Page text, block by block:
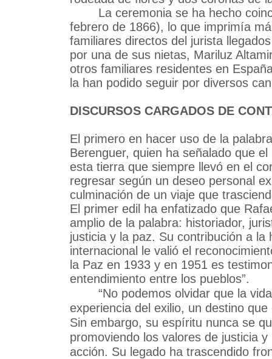
La ceremonia se ha hecho
febrero de 1866), lo que imprimía
familiares directos del jurista
por una de sus nietas, Mariluz
otros familiares residentes en
la han podido seguir por diversos
DISCURSOS CARGADOS DE
El primero en hacer uso de la
Berenguer, quien ha señalado que
esta tierra que siempre llevó en el
regresar según un deseo personal
culminación de un viaje que
El primer edil ha enfatizado que
amplio de la palabra: historiador,
justicia y la paz. Su contribución a
internacional le valió el
la Paz en 1933 y en 1951 es
entendimiento entre los pueblos”.
“No podemos olvidar que la
experiencia del exilio, un destino
Sin embargo, su espíritu nunca se
promoviendo los valores de justicia
acción. Su legado ha trascendido